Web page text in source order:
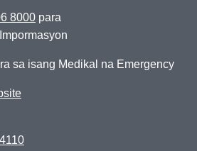
8000 para
sa isang Medikal na Emergency